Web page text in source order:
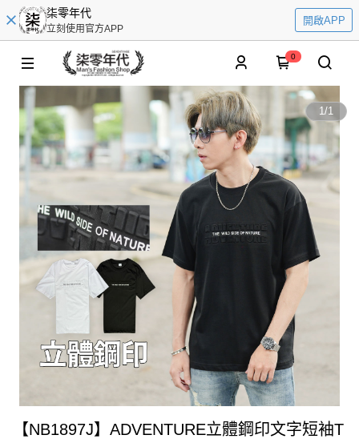
柒零年代
立刻使用官方APP
開啟APP
0
1/1
【NB1897J】ADVENTURE立體鋼印文字短袖T